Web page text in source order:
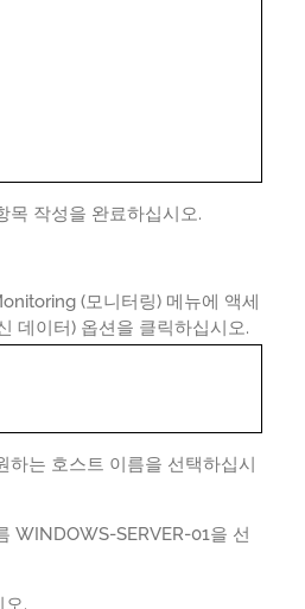
목 작성을 완료하십시오.
(모니터링) 메뉴에 액세
데이터) 옵션을 클릭하십시오.
하는 호스트 이름을 선택하십시
WINDOWS-SERVER-01을 선
오.